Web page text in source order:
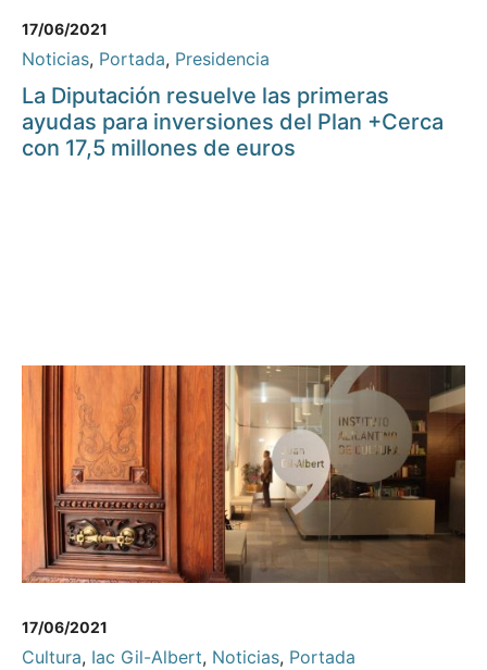
17/06/2021
Noticias, Portada, Presidencia
La Diputación resuelve las primeras
ayudas para inversiones del Plan +Cerca
con 17,5 millones de euros
17/06/2021
Cultura, Iac Gil-Albert, Noticias, Portada